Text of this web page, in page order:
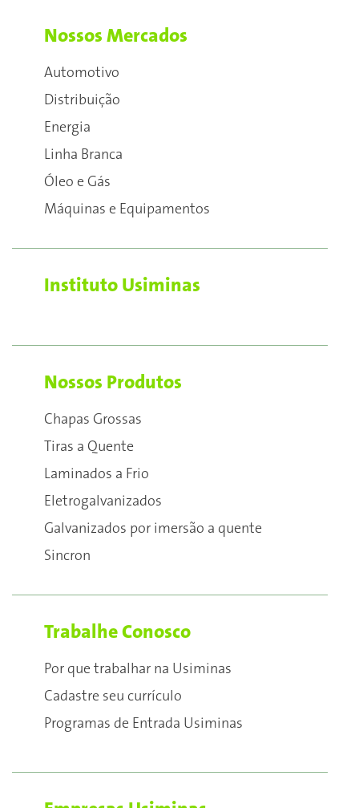
Nossos Mercados
Automotivo
Distribuição
Energia
Linha Branca
Óleo e Gás
Máquinas e Equipamentos
Instituto Usiminas
Nossos Produtos
Chapas Grossas
Tiras a Quente
Laminados a Frio
Eletrogalvanizados
Galvanizados por imersão a quente
Sincron
Trabalhe Conosco
Por que trabalhar na Usiminas
Cadastre seu currículo
Programas de Entrada Usiminas